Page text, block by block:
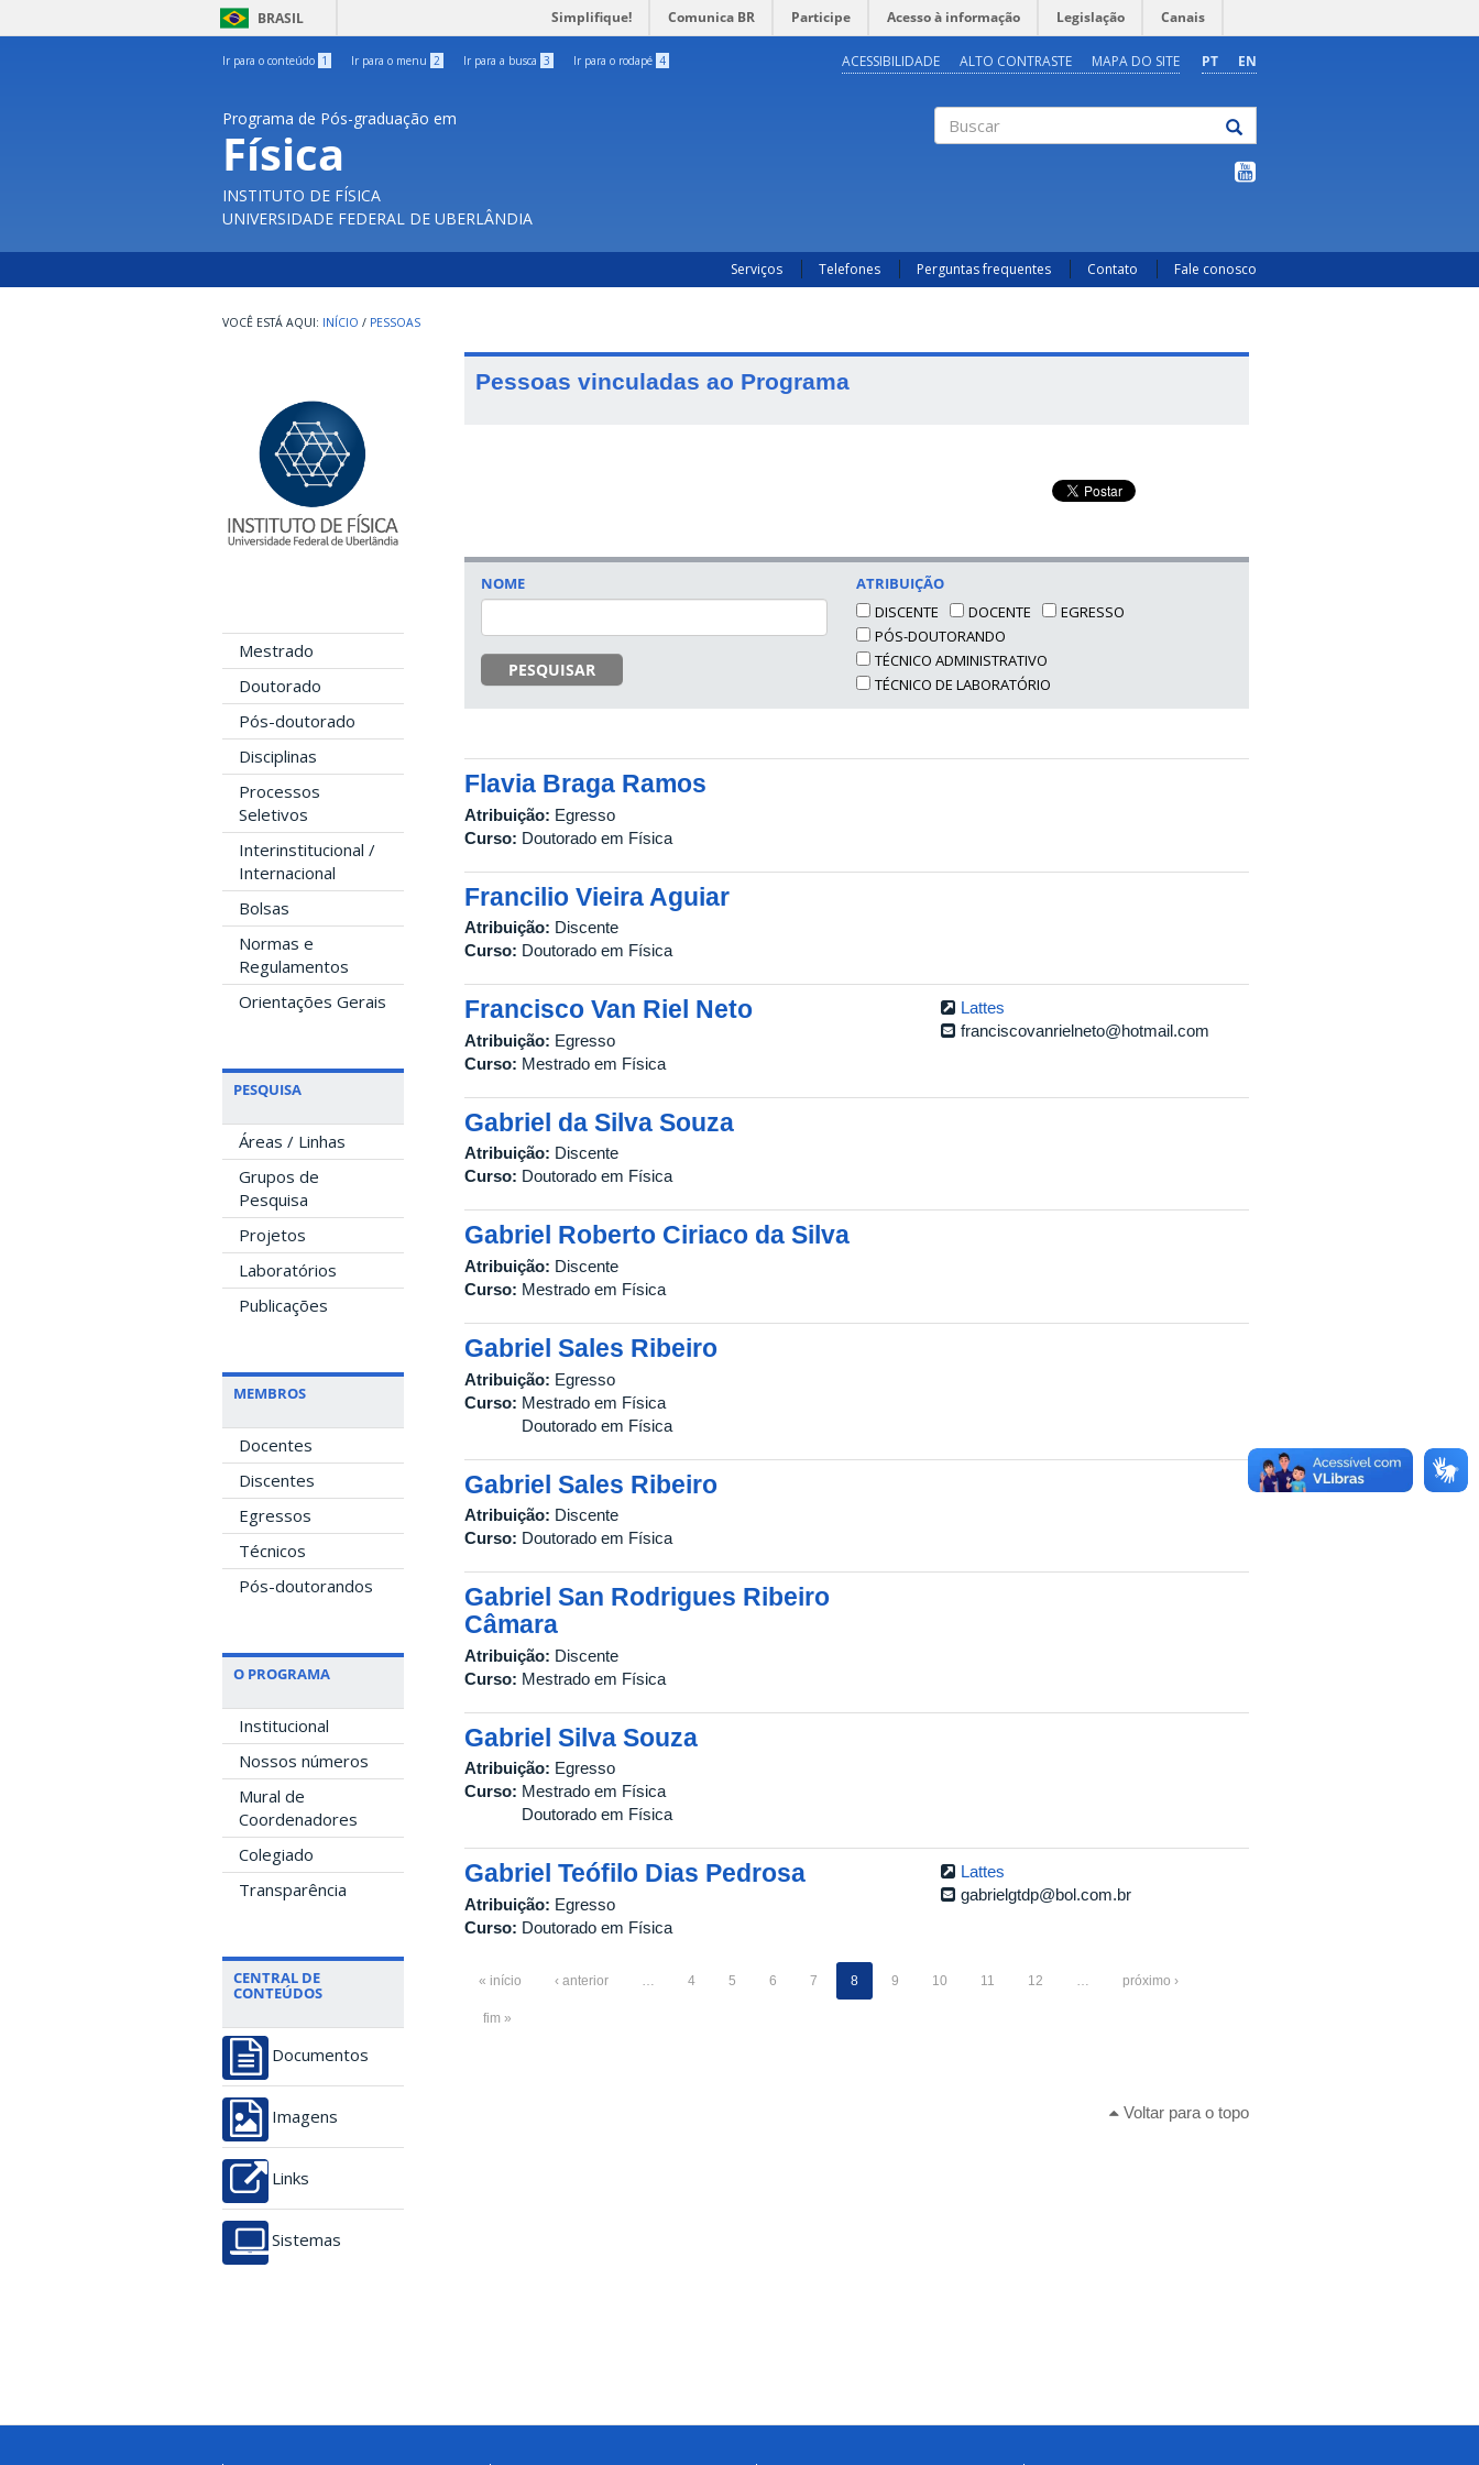
BRASIL Simplifique! Comunica BR Participe Acesso à informação Legislação Canais
Ir para o conteúdo 1 Ir para o menu 2 Ir para a busca 3 Ir para o rodapé 4 PT EN
ACESSIBILIDADE ALTO CONTRASTE MAPA DO SITE
Programa de Pós-graduação em
Física
INSTITUTO DE FÍSICA
UNIVERSIDADE FEDERAL DE UBERLÂNDIA
Serviços Telefones Perguntas frequentes Contato Fale conosco
INÍCIO / PESSOAS
Mestrado
Doutorado
Pós-doutorado
Disciplinas
Processos
Seletivos
Interinstitucional /
Internacional
Bolsas
Normas e
Regulamentos
Orientações Gerais
PESQUISA
Áreas / Linhas
Grupos de
Pesquisa
Projetos
Laboratórios
Publicações
MEMBROS
Docentes
Discentes
Egressos
Técnicos
Pós-doutorandos
O PROGRAMA
Institucional
Nossos números
Mural de
Coordenadores
Colegiado
Transparência
CENTRAL DE
CONTEÚDOS
Documentos
Imagens
Links
Sistemas
Pessoas vinculadas ao Programa
NOME
PESQUISAR
ATRIBUIÇÃO
DISCENTE
DOCENTE
EGRESSO
PÓS-DOUTORANDO
TÉCNICO ADMINISTRATIVO
TÉCNICO DE LABORATÓRIO
Flavia Braga Ramos
Atribuição: Egresso
Curso: Doutorado em Física
Francilio Vieira Aguiar
Atribuição: Discente
Curso: Doutorado em Física
Francisco Van Riel Neto
Atribuição: Egresso
Curso: Mestrado em Física
Lattes
franciscovanrielneto@hotmail.com
Gabriel da Silva Souza
Atribuição: Discente
Curso: Doutorado em Física
Gabriel Roberto Ciriaco da Silva
Atribuição: Discente
Curso: Mestrado em Física
Gabriel Sales Ribeiro
Atribuição: Egresso
Curso: Mestrado em Física
Doutorado em Física
Gabriel Sales Ribeiro
Atribuição: Discente
Curso: Doutorado em Física
Gabriel San Rodrigues Ribeiro
Câmara
Atribuição: Discente
Curso: Mestrado em Física
Gabriel Silva Souza
Atribuição: Egresso
Curso: Mestrado em Física
Doutorado em Física
Gabriel Teófilo Dias Pedrosa
Atribuição: Egresso
Curso: Doutorado em Física
Lattes
gabrielgtdp@bol.com.br
« início ‹ anterior … 4 5 6 7 8 9 10 11 12 … próximo ›
fim »
Voltar para o topo